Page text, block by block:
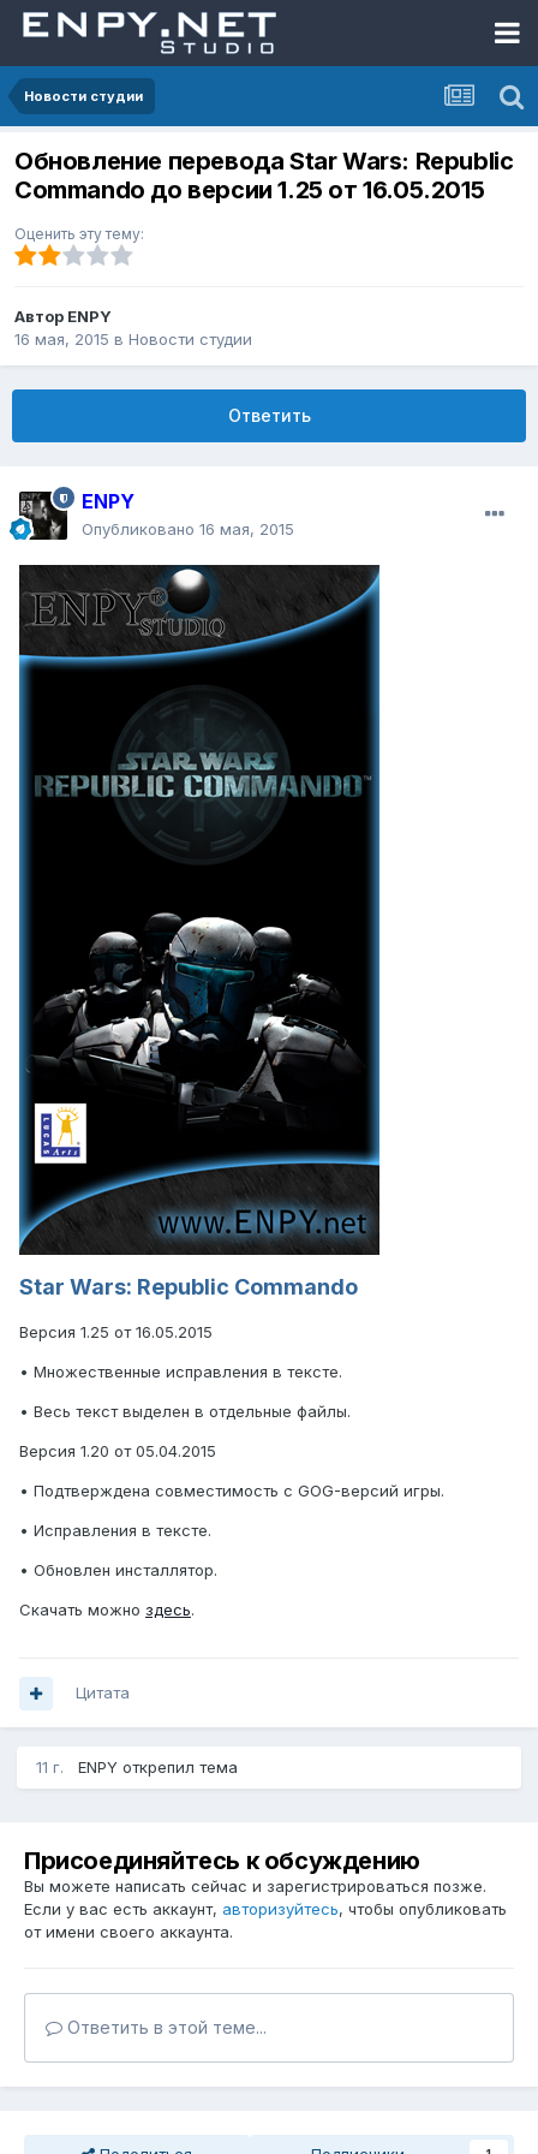
Новости студии
Обновление перевода Star Wars: Republic
Commando до версии 1.25 от 16.05.2015
Оценить эту тему:
Автор ENPY
16 мая, 2015 в Новости студии
Ответить
ENPY
Опубликовано 16 мая, 2015
Star Wars: Republic Commando
Версия 1.25 от 16.05.2015
• Множественные исправления в тексте.
• Весь текст выделен в отдельные файлы.
Версия 1.20 от 05.04.2015
• Подтверждена совместимость с GOG-версий игры.
• Исправления в тексте.
• Обновлен инсталлятор.
Скачать можно здесь.
Цитата
11 г. ENPY открепил тема
Присоединяйтесь к обсуждению
Вы можете написать сейчас и зарегистрироваться позже.
Если у вас есть аккаунт, авторизуйтесь, чтобы опубликовать
от имени своего аккаунта.
Ответить в этой теме...